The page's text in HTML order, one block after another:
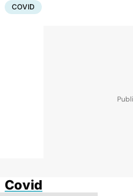
COVID
Covid